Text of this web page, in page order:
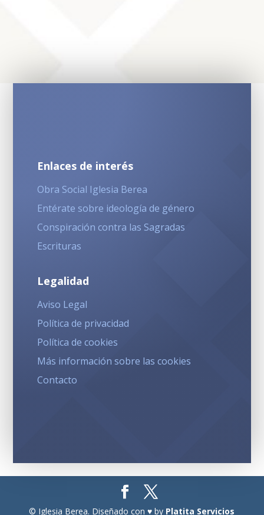
Enlaces de interés
Obra Social Iglesia Berea
Entérate sobre ideología de género
Conspiración contra las Sagradas
Escrituras
Legalidad
Aviso Legal
Política de privacidad
Política de cookies
Más información sobre las cookies
Contacto
© Iglesia Berea. Diseñado con ♥ by Platita Servicios